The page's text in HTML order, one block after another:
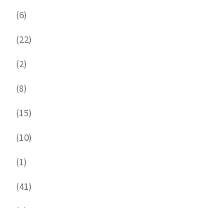
(6)
(22)
(2)
(8)
(15)
(10)
(1)
(41)